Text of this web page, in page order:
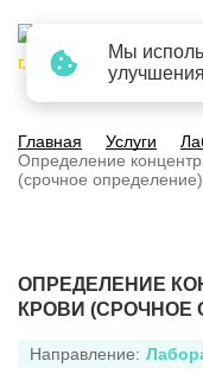
г. Барнаул
Главная Услуги
Определение
(срочное определение)
ОПРЕДЕЛЕНИЕ
КРОВИ (СРОЧНОЕ
Направление:
Мы